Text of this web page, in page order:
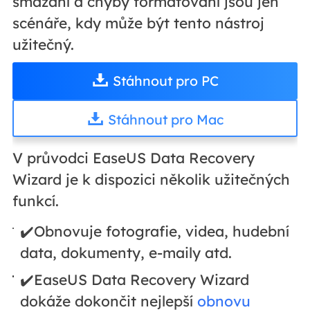
scénáře, kdy může být tento nástroj
užitečný.
Stáhnout pro PC
Stáhnout pro Mac
V průvodci EaseUS Data Recovery
Wizard je k dispozici několik užitečných
funkcí.
✔️Obnovuje fotografie, videa, hudební
data, dokumenty, e-maily atd.
✔️EaseUS Data Recovery Wizard
dokáže dokončit nejlepšíobnovu